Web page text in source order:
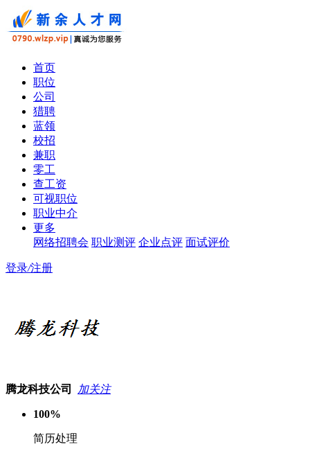
首页
职位
公司
猎聘
蓝领
校招
兼职
零工
查工资
可视职位
职业中介
更多
网络招聘会 职业测评 企业点评 面试评价
登录/注册
腾龙科技公司 加关注
100%
简历处理